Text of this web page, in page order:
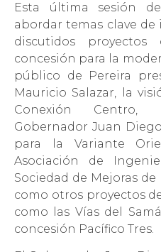
Esta última sesión
abordar temas clave
discutidos
concesión para la
público de Pereira
Mauricio Salazar, la
Conexión Centro,
Gobernador Juan
para la Variante
Asociación de
Sociedad de Mejoras de
como otros proyectos
como las Vías del
concesión Pacífico Tres.